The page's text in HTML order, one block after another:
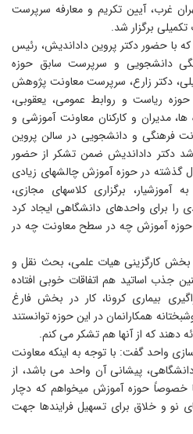
آیین تکریم و معارفه سرپرست
برگزار شد.
حضور دکتر پروین داداندیش، رئیس
دانشجویی و سرپرست سابق حوزه
زارع، سرپرست معاونت پژوهش
ریاست و روابط عمومی، یعقوبی،
و کارکنان معاونت آموزشی و
و دانشجویی در سالن پروین
دکتر داداندیش ضمن تشکر از حضور
در حوزه آموزش چالشهای زیادی
برگزاری کلاسهای مجازی،
واحدهای دانشگاهی ایجاد کرد
آموزش چه در سطح معاونت چه در
کارگزینی هیات علمی، بحث نقل و
اساتید هم اتفاقات خوبی افتاده
بیماری کرونا، کار در بخش فارغ
همکارانمان در این حوزه توانستند
که از آنها هم تشکر می کنم.
واحد گفت: با توجه به اینکه معاونت
پیشانی آن واحد می باشد، از
حوزه آموزش میخواهم که دچار
و خلاق برای تسهیل فرایندها جهت